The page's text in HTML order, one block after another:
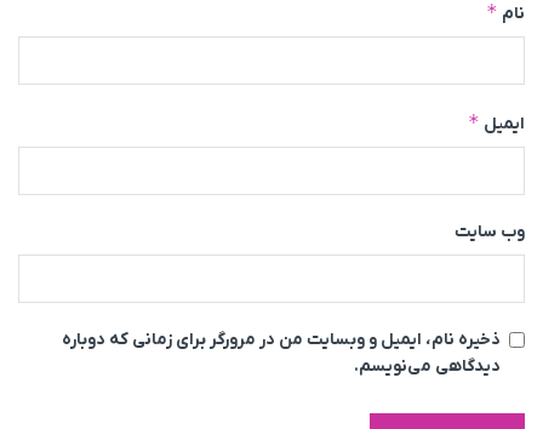
نام *
ایمیل *
وب‌ سایت
ذخیره نام، ایمیل و وبسایت من در مرورگر برای زمانی که دوباره
دیدگاهی می‌نویسم.